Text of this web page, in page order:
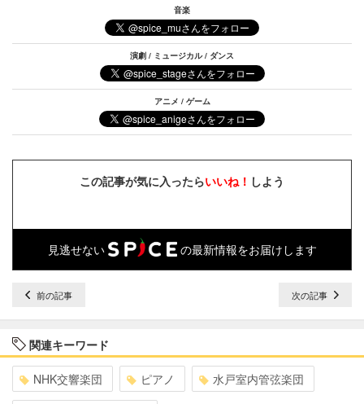
音楽
演劇 / ミュージカル / ダンス
アニメ / ゲーム
この記事が気に入ったらいいね！ しよう
見逃せない の最新情報をお届けします
前の記事 次の記事
関連キーワード
NHK交響楽団 ピアノ 水戸室内管弦楽団